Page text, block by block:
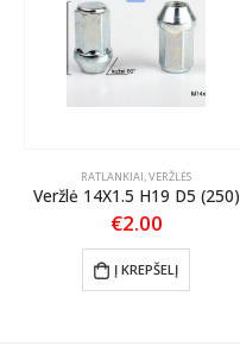
RATLANKIAI,VERŽLĖS
Veržlė 14X1.5 H19 D5 (250)
€2.00
Į KREPŠELĮ